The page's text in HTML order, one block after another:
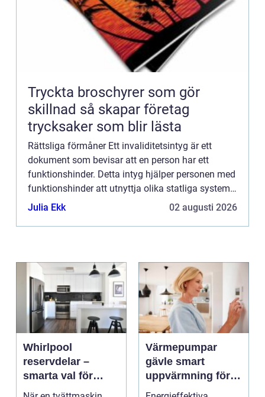
Tryckta broschyrer som gör
skillnad så skapar företag
trycksaker som blir lästa
Rättsliga förmåner Ett invaliditetsintyg är ett
dokument som bevisar att en person har ett
funktionshinder. Detta intyg hjälper personen med
funktionshinder att utnyttja olika statliga system
och förmåner. Det fungerar också som ett giltigt
Julia Ekk 02 augusti 2026
Whirlpool
reservdelar –
smarta val för
längre livslängd på
Värmepumpar
gävle smart
uppvärmning för
hus och företag